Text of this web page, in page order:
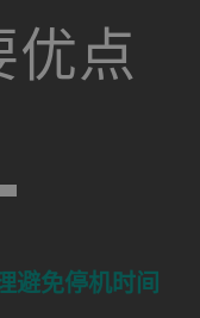
优点
避免停机时间